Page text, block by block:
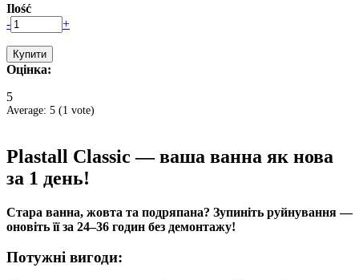
Ilość
-
+
Оцінка:
5
Average: 5 (1 vote)
Plastall Classic — ваша ванна як нова
за 1 день!
Стара ванна, жовта та подряпана? Зупиніть руйнування —
оновіть її за 24–36 годин без демонтажу!
Потужні вигоди: